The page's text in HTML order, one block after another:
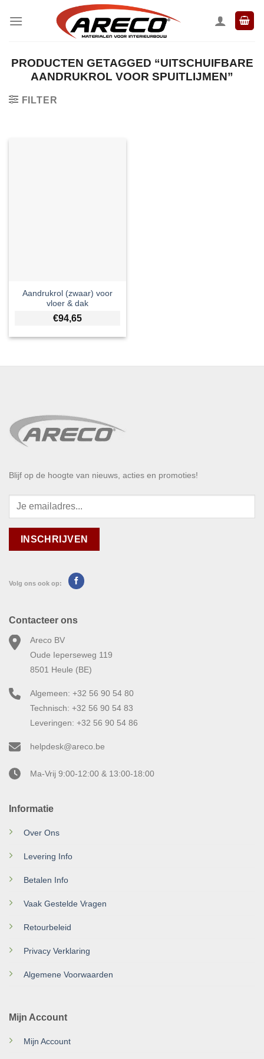
naar
PRODUCTEN GETAGGED “UITSCHUIFBARE
AANDRUKROL VOOR SPUITLIJMEN”
FILTER
Aandrukrol (zwaar) voor
vloer & dak
€94,65
Blijf op de hoogte van nieuws, acties en promoties!
Volg ons ook op:
Informatie
Over Ons
Levering Info
Betalen Info
Vaak Gestelde Vragen
Retourbeleid
Privacy Verklaring
Algemene Voorwaarden
Mijn Account
Mijn Account
Contacteer ons
Areco BV
Oude Ieperseweg 119
8501 Heule (BE)
Algemeen: +32 56 90 54 80
Technisch: +32 56 90 54 83
Leveringen: +32 56 90 54 86
helpdesk@areco.be
Ma-Vrij 9:00-12:00 & 13:00-18:00